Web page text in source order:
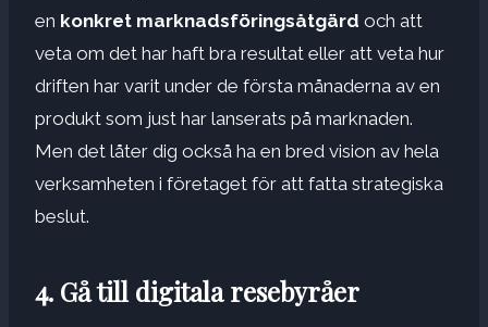
en konkret marknadsföringsåtgärd och att
veta om det har haft bra resultat eller att veta hur
driften har varit under de första månaderna av en
produkt som just har lanserats på marknaden.
Men det låter dig också ha en bred vision av hela
verksamheten i företaget för att fatta strategiska
beslut.
4. Gå till digitala resebyråer